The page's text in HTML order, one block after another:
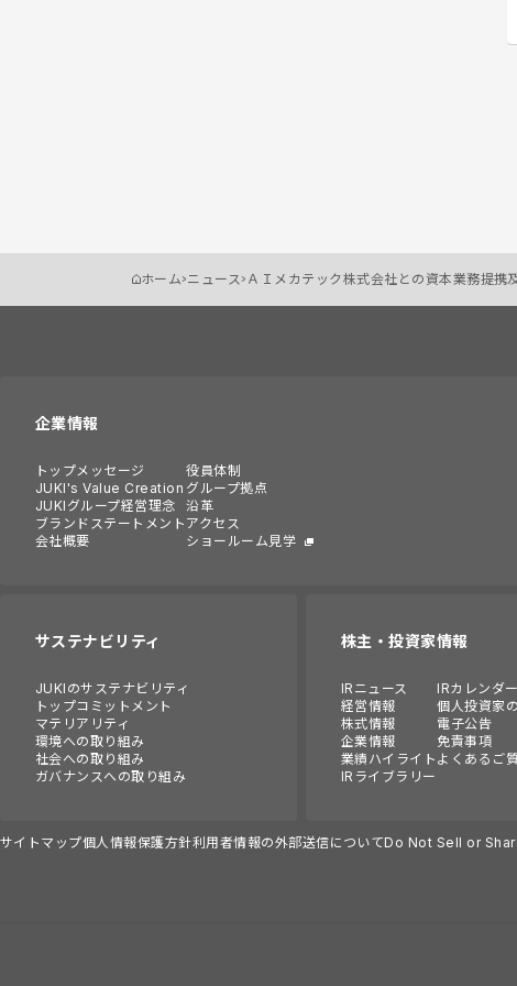
ホーム ニュース ＡＩメカテック株式会社との資本業務提携
企業情報
トップメッセージ
JUKI's Value Creation
JUKIグループ経営理念
ブランドステートメント
会社概要
役員体制
グループ拠点
沿革
アクセス
ショールーム見学
サステナビリティ
JUKIのサステナビリティ
トップコミットメント
マテリアリティ
環境への取り組み
社会への取り組み
ガバナンスへの取り組み
株主・投資家情報
IRニュース
経営情報
株式情報
企業情報
業績ハイライト
IRライブラリー
IRカレンダー
個人投資家
電子公告
免責事項
よくあるご
サイトマップ個人情報保護方針利用者情報の外部送信についてDo Not Sell or